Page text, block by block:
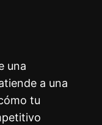
una
a una
tu